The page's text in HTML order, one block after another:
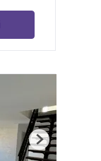
Next